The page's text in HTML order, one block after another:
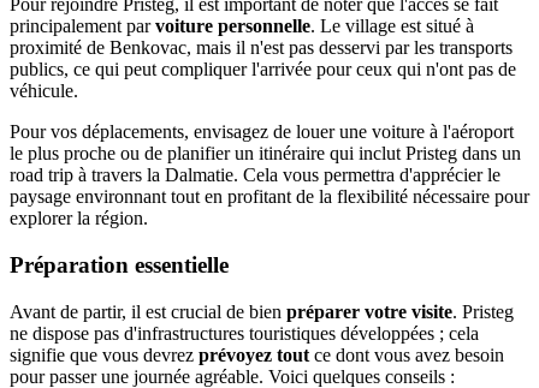
Pour rejoindre Pristeg, il est important de noter que l'accès se fait
principalement parvoiture personnelle. Le village est situé à
proximité de Benkovac, mais il n'est pas desservi par les transports
publics, ce qui peut compliquer l'arrivée pour ceux qui n'ont pas de
véhicule.
Pour vos déplacements, envisagez de louer une voiture à l'aéroport
le plus proche ou de planifier un itinéraire qui inclut Pristeg dans un
road trip à travers la Dalmatie. Cela vous permettra d'apprécier le
paysage environnant tout en profitant de la flexibilité nécessaire pour
explorer la région.
Préparation essentielle
Avant de partir, il est crucial de bien préparer votre visite. Pristeg
ne dispose pas d'infrastructures touristiques développées ; cela
signifie que vous devrez prévoyez tout ce dont vous avez besoin
pour passer une journée agréable. Voici quelques conseils :